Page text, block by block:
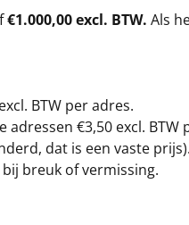
€1.000,00 excl. BTW. Als
BTW per adres.
€3,50 excl. BTW
dat is een vaste prijs).
breuk of vermissing.